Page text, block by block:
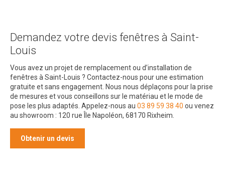
Demandez votre devis fenêtres à Saint-
Louis
Vous avez un projet de remplacement ou d’installation de
fenêtres à Saint-Louis ? Contactez-nous pour une estimation
gratuite et sans engagement. Nous nous déplaçons pour la prise
de mesures et vous conseillons sur le matériau et le mode de
pose les plus adaptés. Appelez-nous au 03 89 59 38 40 ou venez
au showroom : 120 rue Île Napoléon, 68170 Rixheim.
Obtenir un devis